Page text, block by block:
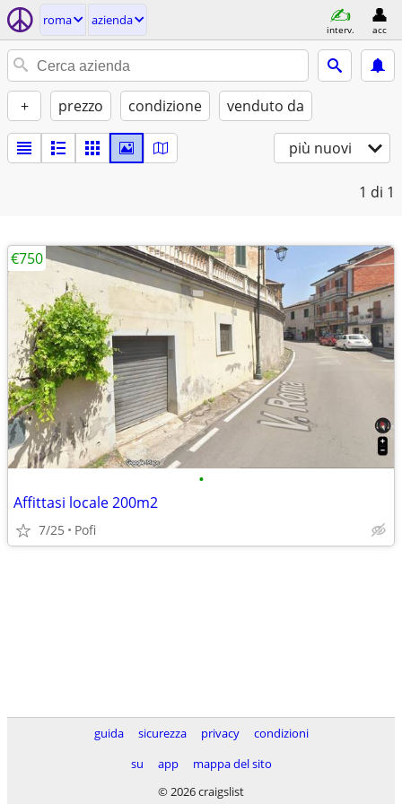
roma azienda
interv. acc
+ prezzo condizione venduto da
più nuovi
1 di 1
•
Affittasi locale 200m2
7/25 Pofi
€750
guida sicurezza privacy
condizioni
su
app
mappa del sito
© 2026 craigslist